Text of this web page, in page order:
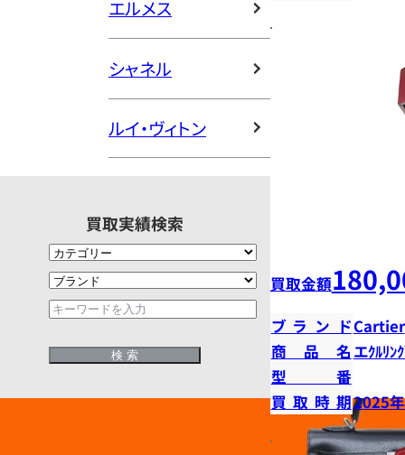
エルメス
シャネル
ルイ・ヴィトン
買取実績検索
買取金額
ブランドCartier
商品名 エｸﾙﾘﾝ
型番
買取時期2025